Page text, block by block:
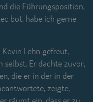
die Führungsposition,
bot, habe ich gerne
Lehn gefreut,
selbst. Er dachte zuvor,
die er in der in der
zeigte,